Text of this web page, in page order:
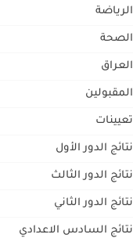
الرياضة
الصحة
العراق
المقبولين
تعيينات
نتائج الدور الأول
نتائج الدور الثالث
نتائج الدور الثاني
نتائج السادس الاعدادي